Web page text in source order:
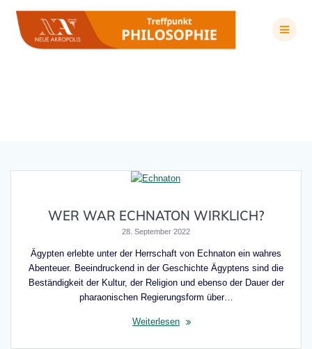
Inhalt
springen
WER WAR ECHNATON WIRKLICH?
28. September 2022
Ägypten erlebte unter der Herrschaft von Echnaton ein wahres
Abenteuer. Beeindruckend in der Geschichte Ägyptens sind die
Beständigkeit der Kultur, der Religion und ebenso der Dauer der
pharaonischen Regierungsform über…
Weiterlesen